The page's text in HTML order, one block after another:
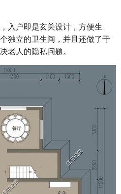
入户即是玄关设计，方便生
独立的卫生间，并且还做了干
老人的隐私问题。